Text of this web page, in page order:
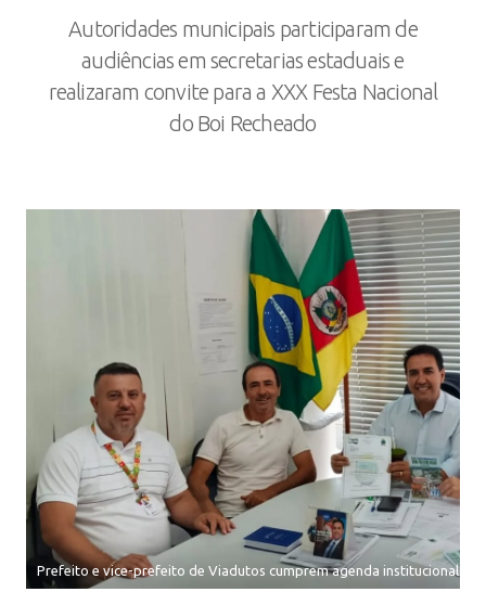
Autoridades municipais participaram de
audiências em secretarias estaduais e
realizaram convite para a XXX Festa Nacional
do Boi Recheado
Prefeito e vice-prefeito de Viadutos cumprem agenda institucional